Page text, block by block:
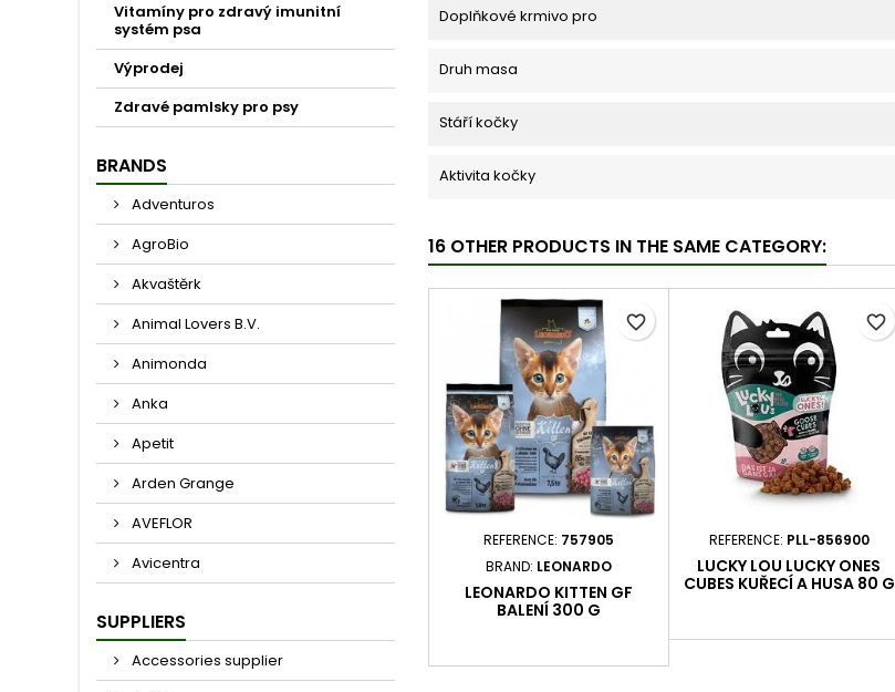
Vitamíny pro zdravý imunitní
systém psa
Výprodej
Zdravé pamlsky pro psy
BRANDS
Adventuros
AgroBio
Akvaštěrk
Animal Lovers B.V.
Animonda
Anka
Apetit
Arden Grange
AVEFLOR
Avicentra
SUPPLIERS
Accessories supplier
Doplňkové krmivo pro
Druh masa
Stáří kočky
Aktivita kočky
16 OTHER PRODUCTS IN THE SAME CATEGORY:
REFERENCE: 757905
BRAND: LEONARDO
LEONARDO KITTEN GF
BALENÍ 300 G
favorite_border
REFERENCE: PLL-856900
LUCKY LOU LUCKY ONES
CUBES KUŘECÍ A HUSA 80 G
favorite_border